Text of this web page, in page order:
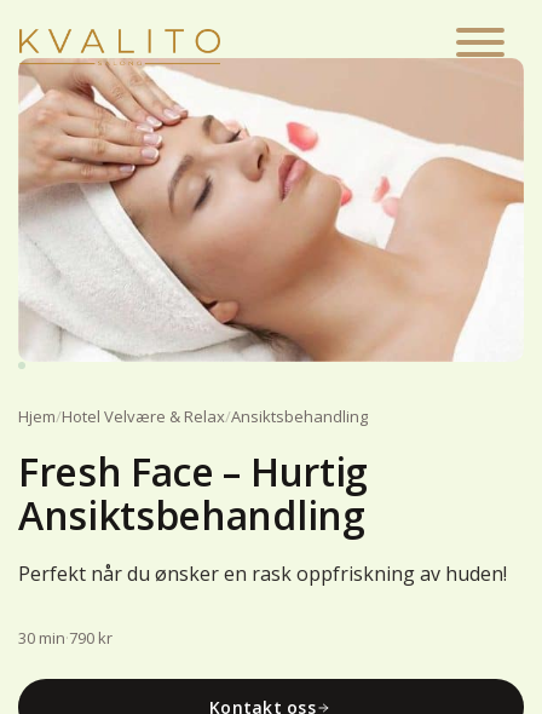
Main Navigation
Hjem/Hotel Velvære & Relax/Ansiktsbehandling
Fresh Face – Hurtig
Ansiktsbehandling
Perfekt når du ønsker en rask oppfriskning av huden!
30 min·790 kr
Kontakt oss